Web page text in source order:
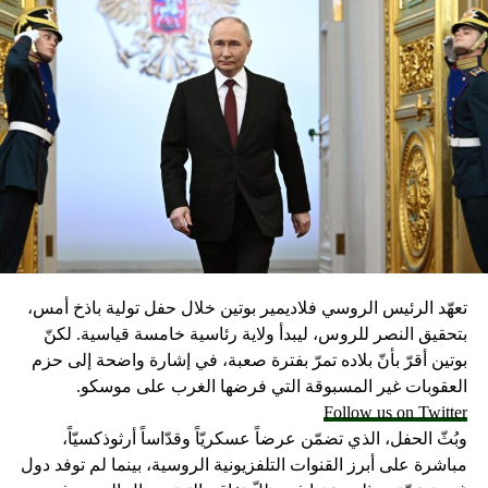
الشخص من وحدة وكآبة”.
كيف تؤثر وسائل التواصل الاجتماعي على قبول ملامحنا؟
مصدر الصورة
Getty Images
Image caption
وسائل التواصل الاجتماعي تولد شعوراً بالوحدة والكآبة وكلما زاد
الوقت التي يمضيه المرء عليها زاد هذا الشعور
الشعور بالوحدة
أظهر أكبر مسح من نوعه قامت به بي بي سي بالتعاون مع
مجموعة ويلكوم أن الشباب الذين تتراوح أعمارهم بين 16 و 24
عامًا هم الأكثر شعوراً بالوحدة.
وقد وجدت دراسة قامت بها جامعة أوكسفورد عام 2017 أنه من
الصعب على الرجال تفادي الشعور بالوحدة.
يقول روبن دنبر الذي لعب دور المشرف على الدراسة: “العامل
الأساسي في استمرار صداقة فتاة مع أخرى هو مدى الجهد الذي
تعهّد الرئيس الروسي فلاديمير بوتين خلال حفل تولية باذخ أمس،
بتحقيق النصر للروس، ليبدأ ولاية رئاسية خامسة قياسية. لكنّ
بوتين أقرّ بأنّ بلاده تمرّ بفترة صعبة، في إشارة واضحة إلى حزم
العقوبات غير المسبوقة التي فرضها الغرب على موسكو.
Follow us on Twitter
وبُثّ الحفل، الذي تضمّن عرضاً عسكريّاً وقدّاساً أرثوذكسيّاً،
مباشرة على أبرز القنوات التلفزيونية الروسية، بينما لم توفد دول